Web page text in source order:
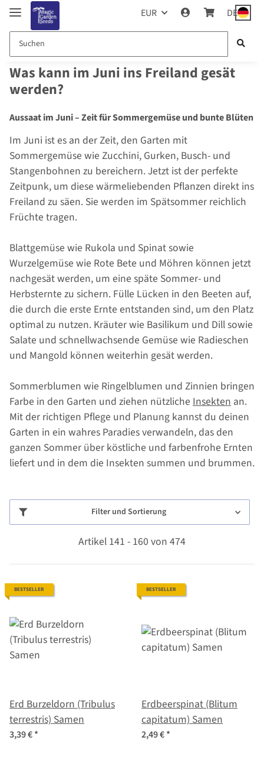
EUR DE
Was kann im Juni ins Freiland gesät
werden?
Aussaat im Juni – Zeit für Sommergemüse und bunte Blüten
Im Juni ist es an der Zeit, den Garten mit
Sommergemüse wie Zucchini, Gurken, Busch- und
Stangenbohnen zu bereichern. Jetzt ist der perfekte
Zeitpunk, um diese wärmeliebenden Pflanzen direkt ins
Freiland zu säen. Sie werden im Spätsommer reichlich
Früchte tragen.
Blattgemüse wie Rukola und Spinat sowie
Wurzelgemüse wie Rote Bete und Möhren können jetzt
nachgesät werden, um eine späte Sommer- und
Herbsternte zu sichern. Fülle Lücken in den Beeten auf,
die durch die erste Ernte entstanden sind, um den Platz
optimal zu nutzen. Kräuter wie Basilikum und Dill sowie
Salate und schnellwachsende Gemüse wie Radieschen
und Mangold können weiterhin gesät werden.
Sommerblumen wie Ringelblumen und Zinnien bringen
Farbe in den Garten und ziehen nützliche Insekten an.
Mit der richtigen Pflege und Planung kannst du deinen
Garten in ein wahres Paradies verwandeln, das den
ganzen Sommer über köstliche und farbenfrohe Ernten
liefert und in dem die Insekten summen und brummen.
Filter und Sortierung
Artikel 141 - 160 von 474
BESTSELLER
Erd Burzeldorn (Tribulus
terrestris) Samen
3,39 €*
BESTSELLER
Erdbeerspinat (Blitum
capitatum) Samen
2,49 €*